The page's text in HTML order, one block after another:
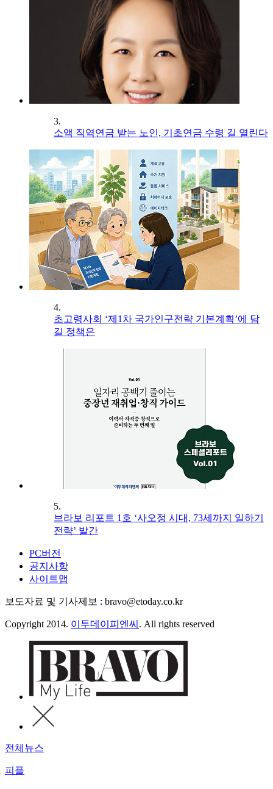
3.
소액 직역연금 받는 노인, 기초연금 수령 길 열린다
4.
초고령사회 ‘제1차 국가인구전략 기본계획’에 담
길 정책은
5.
브라보 리포트 1호 ‘사오정 시대, 73세까지 일하기
전략’ 발간
PC버전
공지사항
사이트맵
보도자료 및 기사제보 : bravo@etoday.co.kr
Copyright 2014. 이투데이피엔씨 . All rights reserved
전체뉴스
피플